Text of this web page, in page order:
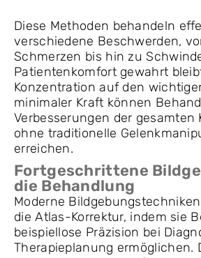
Diese Methoden behandeln
verschiedene Beschwerden,
Schmerzen bis hin zu
Patientenkomfort gewahrt
Konzentration auf den
minimaler Kraft können
Verbesserungen der gesamten
ohne traditionelle
erreichen.
Fortgeschrittene
die Behandlung
Moderne
die Atlas-Korrektur, indem sie
beispiellose Präzision bei
Therapieplanung ermöglichen.